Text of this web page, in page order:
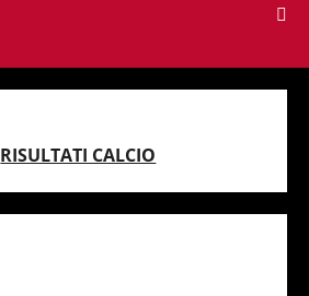
RISULTATI CALCIO